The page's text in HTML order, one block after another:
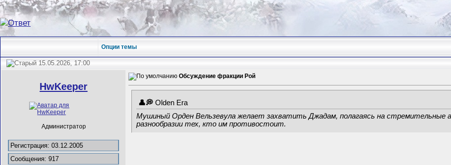
Опции темы
15.05.2026, 17:00
HwKeeper
Администратор
Регистрация: 03.12.2005
Сообщения: 917
Обсуждение фракции Рой
Olden Era
Мушиный Орден Вельзевула желает захватить Джадам, полагаясь на стремительные
разнообразии тех, кто им противостоит.